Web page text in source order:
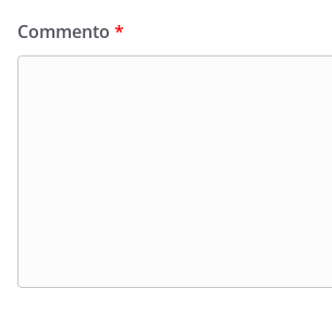
Commento *